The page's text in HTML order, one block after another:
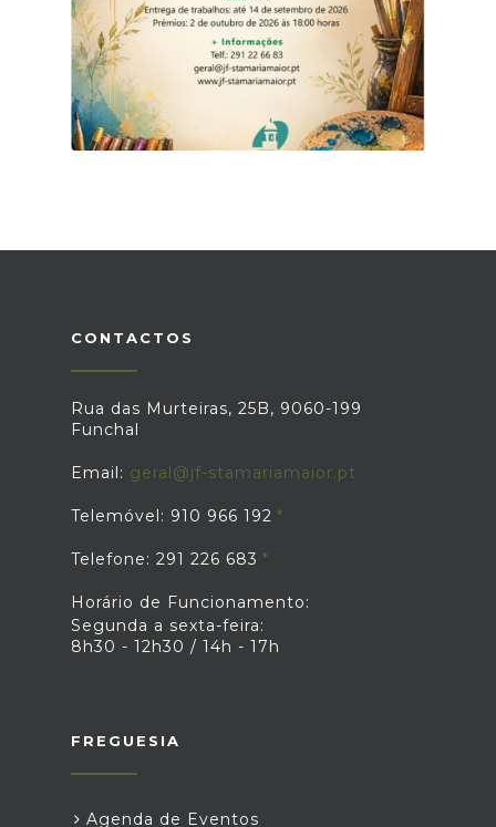
CONTACTOS
Rua das Murteiras, 25B, 9060-199
Funchal
Email: geral@jf-stamariamaior.pt
Telemóvel: 910 966 192
Telefone: 291 226 683
Horário de Funcionamento:
Segunda a sexta-feira:
8h30 - 12h30 / 14h - 17h
FREGUESIA
Agenda de Eventos